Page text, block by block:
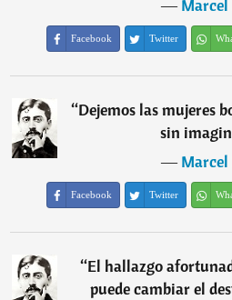
―
Facebook Twitter
“Dejemos las mujeres
sin
―
Facebook Twitter
“El hallazgo
puede cambiar el